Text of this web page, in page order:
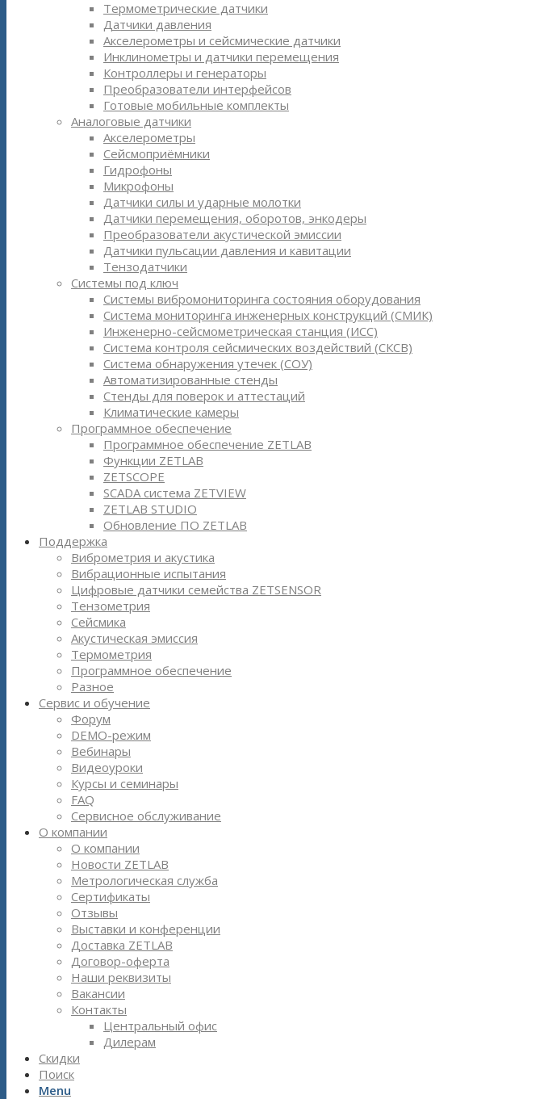
Термометрические датчики
Датчики давления
Акселерометры и сейсмические датчики
Инклинометры и датчики перемещения
Контроллеры и генераторы
Преобразователи интерфейсов
Готовые мобильные комплекты
Аналоговые датчики
Акселерометры
Сейсмоприёмники
Гидрофоны
Микрофоны
Датчики силы и ударные молотки
Датчики перемещения, оборотов, энкодеры
Преобразователи акустической эмиссии
Датчики пульсации давления и кавитации
Тензодатчики
Системы под ключ
Системы вибромониторинга состояния оборудования
Система мониторинга инженерных конструкций (СМИК)
Инженерно-сейсмометрическая станция (ИСС)
Система контроля сейсмических воздействий (СКСВ)
Система обнаружения утечек (СОУ)
Автоматизированные стенды
Стенды для поверок и аттестаций
Климатические камеры
Программное обеспечение
Программное обеспечение ZETLAB
Функции ZETLAB
ZETSCOPE
SCADA система ZETVIEW
ZETLAB STUDIO
Обновление ПО ZETLAB
Поддержка
Виброметрия и акустика
Вибрационные испытания
Цифровые датчики семейства ZETSENSOR
Тензометрия
Сейсмика
Акустическая эмиссия
Термометрия
Программное обеспечение
Разное
Сервис и обучение
Форум
DEMO-режим
Вебинары
Видеоуроки
Курсы и семинары
FAQ
Сервисное обслуживание
О компании
О компании
Новости ZETLAB
Метрологическая служба
Сертификаты
Отзывы
Выставки и конференции
Доставка ZETLAB
Договор-оферта
Наши реквизиты
Вакансии
Контакты
Центральный офис
Дилерам
Скидки
Поиск
Menu